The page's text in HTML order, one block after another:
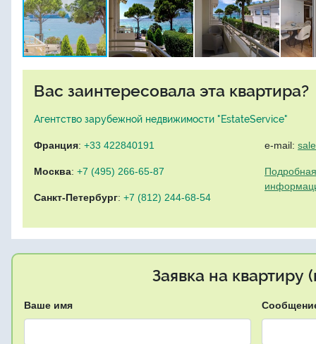
Вас заинтересовала эта квартира?
Агентство зарубежной недвижимости "EstateService"
Франция: +33 422840191
Москва: +7 (495) 266-65-87
Санкт-Петербург: +7 (812) 244-68-54
e-mail:
Заявка на квартиру
Ваше имя